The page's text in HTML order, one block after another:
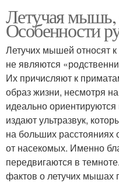
Летучая мышь,
Особенности
Летучих мышей относят
не являются
Их причисляют к
образ жизни, несмотря
идеально
издают ультразвук,
на больших расстояниях
от насекомых. Именно
передвигаются в
фактов о летучих мышах